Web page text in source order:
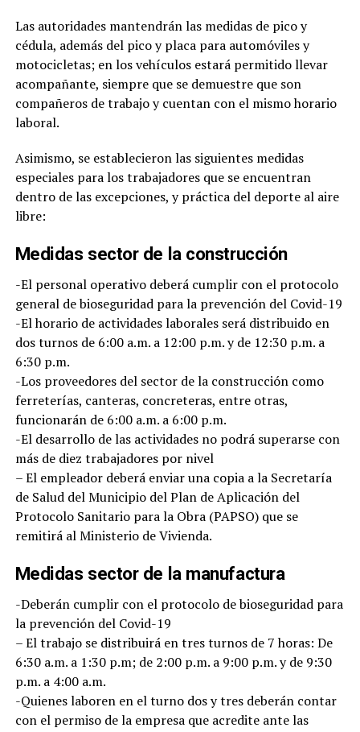
Las autoridades mantendrán las medidas de pico y
cédula, además del pico y placa para automóviles y
motocicletas; en los vehículos estará permitido llevar
acompañante, siempre que se demuestre que son
compañeros de trabajo y cuentan con el mismo horario
laboral.
Asimismo, se establecieron las siguientes medidas
especiales para los trabajadores que se encuentran
dentro de las excepciones, y práctica del deporte al aire
libre:
Medidas sector de la construcción
-El personal operativo deberá cumplir con el protocolo
general de bioseguridad para la prevención del Covid-19
-El horario de actividades laborales será distribuido en
dos turnos de 6:00 a.m. a 12:00 p.m. y de 12:30 p.m. a
6:30 p.m.
-Los proveedores del sector de la construcción como
ferreterías, canteras, concreteras, entre otras,
funcionarán de 6:00 a.m. a 6:00 p.m.
-El desarrollo de las actividades no podrá superarse con
más de diez trabajadores por nivel
– El empleador deberá enviar una copia a la Secretaría
de Salud del Municipio del Plan de Aplicación del
Protocolo Sanitario para la Obra (PAPSO) que se
remitirá al Ministerio de Vivienda.
Medidas sector de la manufactura
-Deberán cumplir con el protocolo de bioseguridad para
la prevención del Covid-19
– El trabajo se distribuirá en tres turnos de 7 horas: De
6:30 a.m. a 1:30 p.m; de 2:00 p.m. a 9:00 p.m. y de 9:30
p.m. a 4:00 a.m.
-Quienes laboren en el turno dos y tres deberán contar
con el permiso de la empresa que acredite ante las